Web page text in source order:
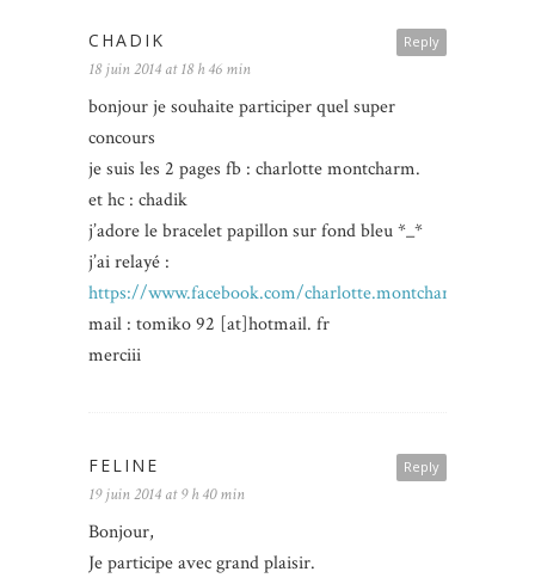
Reply
CHADIK
18 juin 2014 at 18 h 46 min
bonjour je souhaite participer quel super
concours
je suis les 2 pages fb : charlotte montcharm.
et hc : chadik
j’adore le bracelet papillon sur fond bleu *_*
j’ai relayé :
https://www.facebook.com/charlotte.montcharme/posts/
mail : tomiko 92 [at]hotmail. fr
merciii
Reply
FELINE
19 juin 2014 at 9 h 40 min
Bonjour,
Je participe avec grand plaisir.